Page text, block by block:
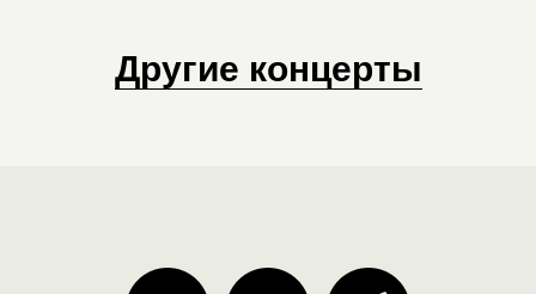
Другие концерты